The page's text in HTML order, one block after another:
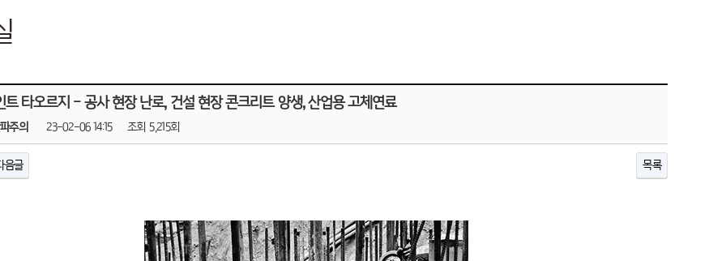
트 타오르지 - 공사 현장 난로, 건설 현장 콘크리트 양생, 산업용 고체연료
주의 23-02-06 14:15 조회 5,215회
음글 목록